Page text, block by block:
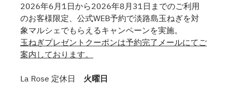
2026年6月1日から2026年8月31日までのご利用
のお客様限定、公式WEB予約で淡路島玉ねぎを対
象マルシェでもらえるキャンペーンを実施。
玉ねぎプレゼントクーポンは予約完了メールにてご
案内しております。
La Rose 定休日 火曜日